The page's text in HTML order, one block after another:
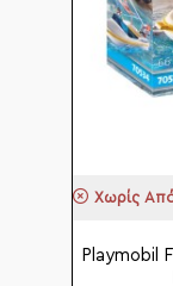
Χωρίς
Playmobil